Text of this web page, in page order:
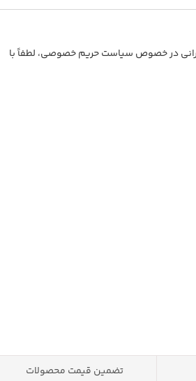
در خصوص سیاست حریم خصوصی، لطفاً با
تضمین قیمت محصولات